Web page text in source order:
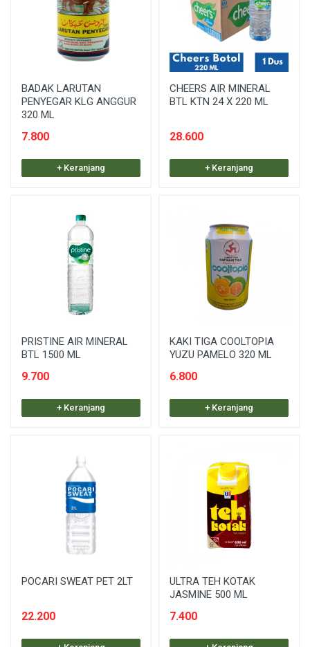
BADAK LARUTAN
PENYEGAR KLG ANGGUR
320 ML
7.800
+ Keranjang
CHEERS AIR MINERAL
BTL KTN 24 X 220 ML
28.600
+ Keranjang
PRISTINE AIR MINERAL
BTL 1500 ML
9.700
+ Keranjang
KAKI TIGA COOLTOPIA
YUZU PAMELO 320 ML
6.800
+ Keranjang
POCARI SWEAT PET 2LT
22.200
ULTRA TEH KOTAK
JASMINE 500 ML
7.400